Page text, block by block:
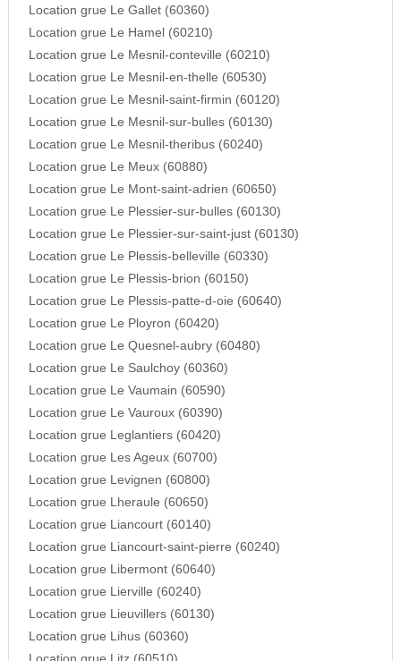
Location grue Le Gallet (60360)
Location grue Le Hamel (60210)
Location grue Le Mesnil-conteville (60210)
Location grue Le Mesnil-en-thelle (60530)
Location grue Le Mesnil-saint-firmin (60120)
Location grue Le Mesnil-sur-bulles (60130)
Location grue Le Mesnil-theribus (60240)
Location grue Le Meux (60880)
Location grue Le Mont-saint-adrien (60650)
Location grue Le Plessier-sur-bulles (60130)
Location grue Le Plessier-sur-saint-just (60130)
Location grue Le Plessis-belleville (60330)
Location grue Le Plessis-brion (60150)
Location grue Le Plessis-patte-d-oie (60640)
Location grue Le Ployron (60420)
Location grue Le Quesnel-aubry (60480)
Location grue Le Saulchoy (60360)
Location grue Le Vaumain (60590)
Location grue Le Vauroux (60390)
Location grue Leglantiers (60420)
Location grue Les Ageux (60700)
Location grue Levignen (60800)
Location grue Lheraule (60650)
Location grue Liancourt (60140)
Location grue Liancourt-saint-pierre (60240)
Location grue Libermont (60640)
Location grue Lierville (60240)
Location grue Lieuvillers (60130)
Location grue Lihus (60360)